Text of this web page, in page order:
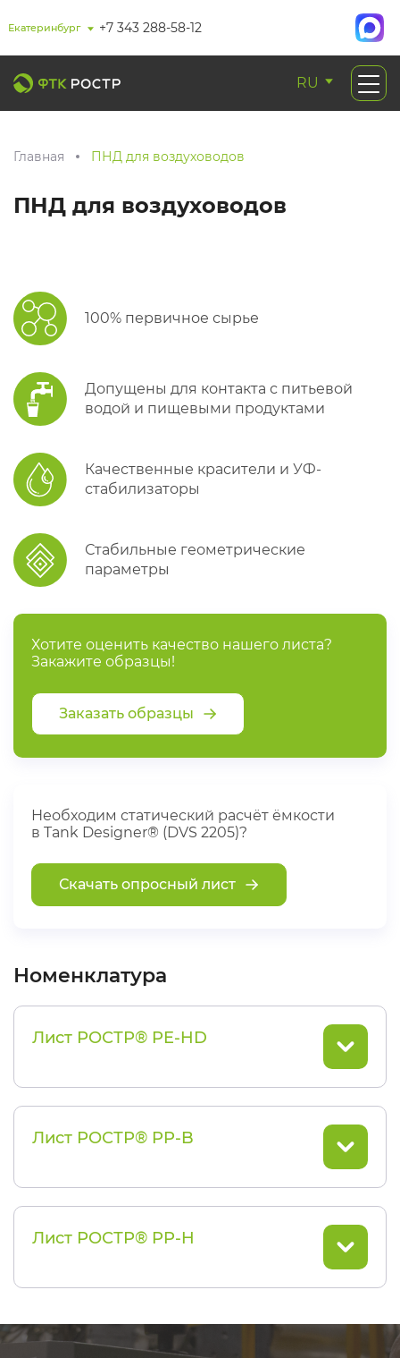
Екатеринбург +7 343 288-58-12
RU
Главная ПНД для воздуховодов
ПНД для воздуховодов
100% первичное сырье
Допущены для контакта с питьевой
водой и пищевыми продуктами
Качественные красители и УФ-
стабилизаторы
Стабильные геометрические
параметры
Хотите оценить качество нашего листа?
Закажите образцы!
Заказать образцы
Необходим статический расчёт ёмкости
в Tank Designer® (DVS 2205)?
Скачать опросный лист
Номенклатура
Лист РОСТР® PE-HD
Лист РОСТР® PP-B
Лист РОСТР® PP-H